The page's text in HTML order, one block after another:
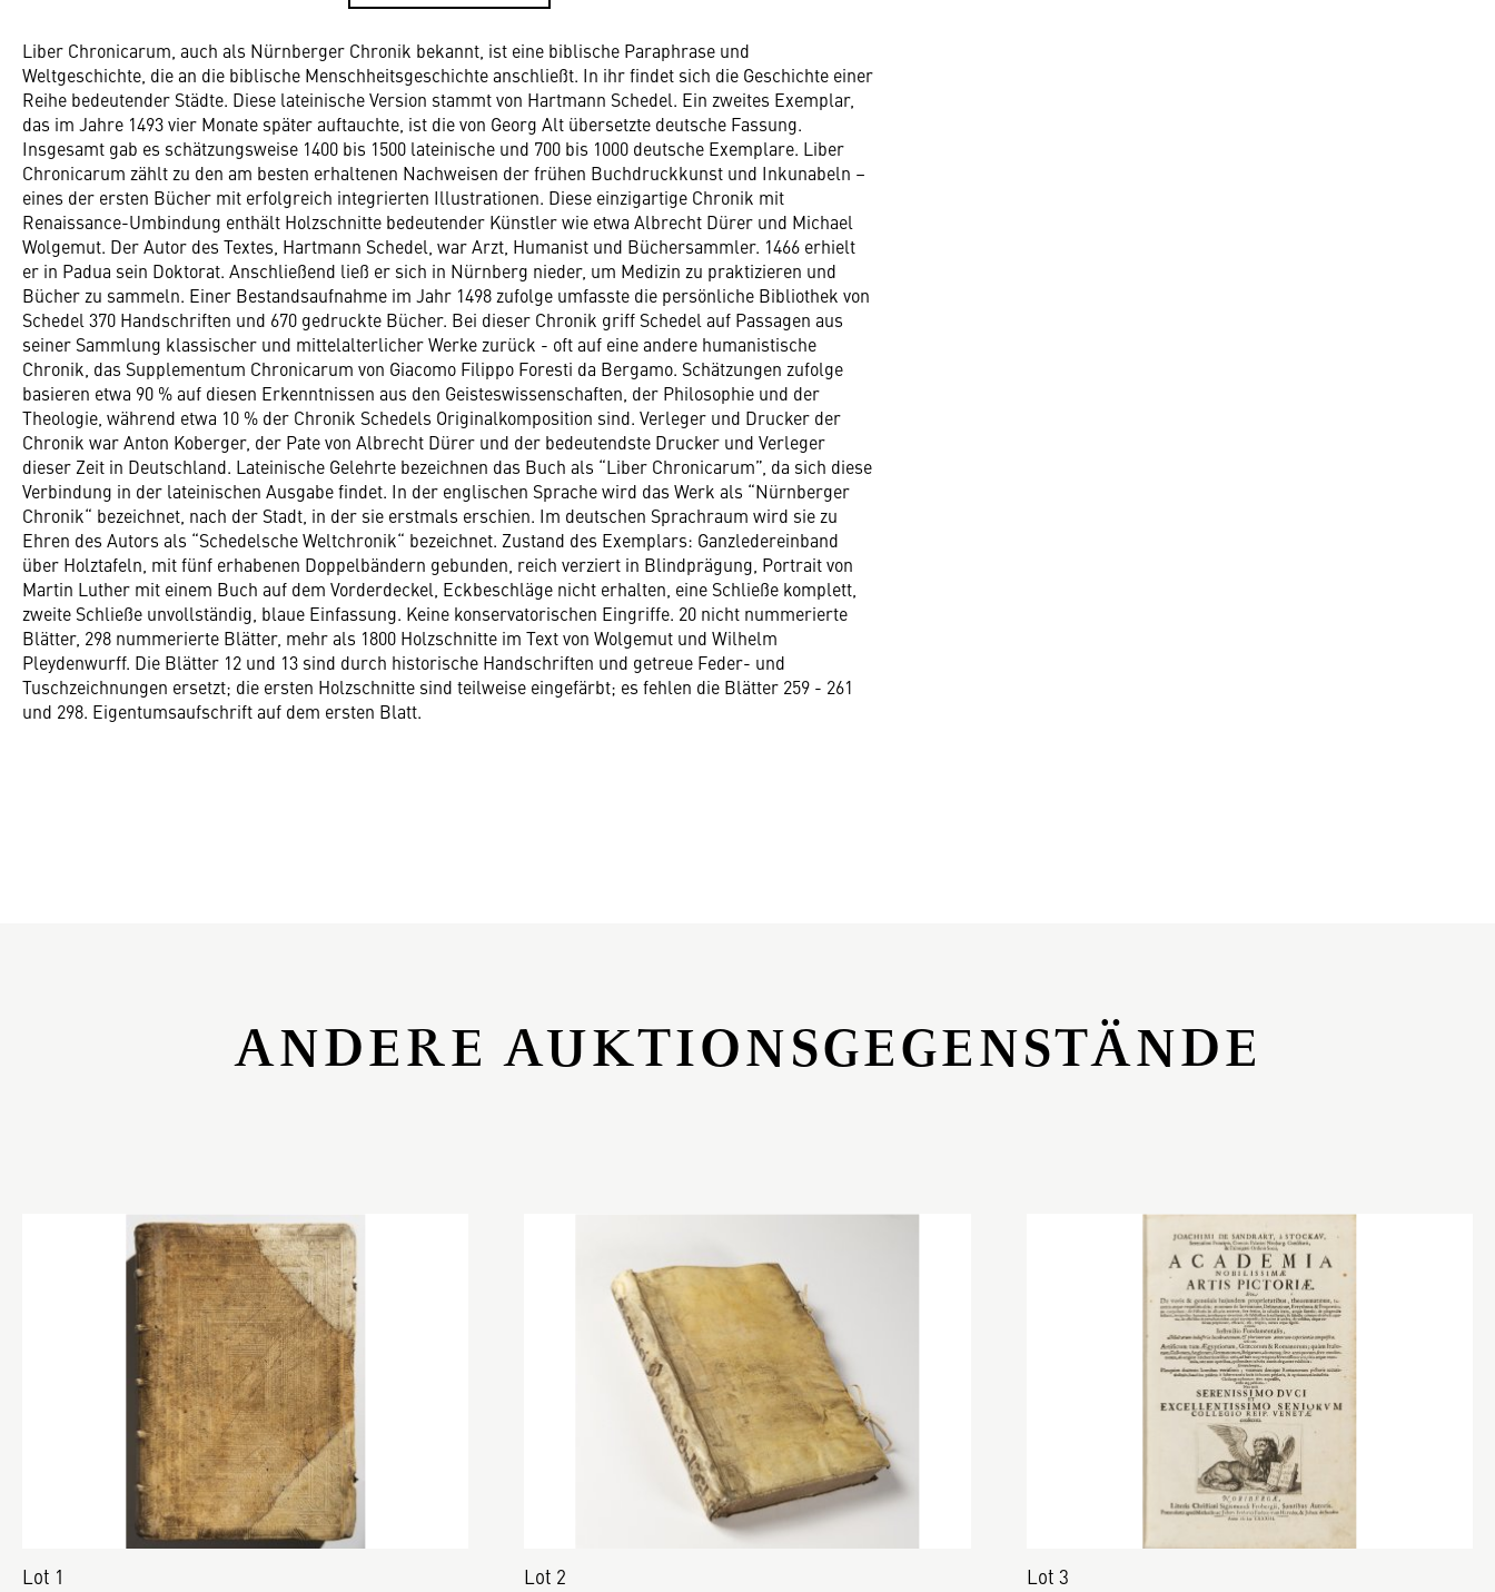
Liber Chronicarum, auch als Nürnberger Chronik bekannt, ist eine biblische Paraphrase und
Weltgeschichte, die an die biblische Menschheitsgeschichte anschließt. In ihr findet sich die Geschichte einer
Reihe bedeutender Städte. Diese lateinische Version stammt von Hartmann Schedel. Ein zweites Exemplar,
das im Jahre 1493 vier Monate später auftauchte, ist die von Georg Alt übersetzte deutsche Fassung.
Insgesamt gab es schätzungsweise 1400 bis 1500 lateinische und 700 bis 1000 deutsche Exemplare. Liber
Chronicarum zählt zu den am besten erhaltenen Nachweisen der frühen Buchdruckkunst und Inkunabeln –
eines der ersten Bücher mit erfolgreich integrierten Illustrationen. Diese einzigartige Chronik mit
Renaissance-Umbindung enthält Holzschnitte bedeutender Künstler wie etwa Albrecht Dürer und Michael
Wolgemut. Der Autor des Textes, Hartmann Schedel, war Arzt, Humanist und Büchersammler. 1466 erhielt
er in Padua sein Doktorat. Anschließend ließ er sich in Nürnberg nieder, um Medizin zu praktizieren und
Bücher zu sammeln. Einer Bestandsaufnahme im Jahr 1498 zufolge umfasste die persönliche Bibliothek von
Schedel 370 Handschriften und 670 gedruckte Bücher. Bei dieser Chronik griff Schedel auf Passagen aus
seiner Sammlung klassischer und mittelalterlicher Werke zurück - oft auf eine andere humanistische
Chronik, das Supplementum Chronicarum von Giacomo Filippo Foresti da Bergamo. Schätzungen zufolge
basieren etwa 90 % auf diesen Erkenntnissen aus den Geisteswissenschaften, der Philosophie und der
Theologie, während etwa 10 % der Chronik Schedels Originalkomposition sind. Verleger und Drucker der
Chronik war Anton Koberger, der Pate von Albrecht Dürer und der bedeutendste Drucker und Verleger
dieser Zeit in Deutschland. Lateinische Gelehrte bezeichnen das Buch als “Liber Chronicarum”, da sich diese
Verbindung in der lateinischen Ausgabe findet. In der englischen Sprache wird das Werk als “Nürnberger
Chronik“ bezeichnet, nach der Stadt, in der sie erstmals erschien. Im deutschen Sprachraum wird sie zu
Ehren des Autors als “Schedelsche Weltchronik“ bezeichnet. Zustand des Exemplars: Ganzledereinband
über Holztafeln, mit fünf erhabenen Doppelbändern gebunden, reich verziert in Blindprägung, Portrait von
Martin Luther mit einem Buch auf dem Vorderdeckel, Eckbeschläge nicht erhalten, eine Schließe komplett,
zweite Schließe unvollständig, blaue Einfassung. Keine konservatorischen Eingriffe. 20 nicht nummerierte
Blätter, 298 nummerierte Blätter, mehr als 1800 Holzschnitte im Text von Wolgemut und Wilhelm
Pleydenwurff. Die Blätter 12 und 13 sind durch historische Handschriften und getreue Feder- und
Tuschzeichnungen ersetzt; die ersten Holzschnitte sind teilweise eingefärbt; es fehlen die Blätter 259 - 261
und 298. Eigentumsaufschrift auf dem ersten Blatt.
ANDERE AUKTIONSGEGENSTÄNDE
Lot 1 Lot 2 Lot 3